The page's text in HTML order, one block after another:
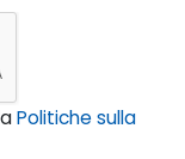
Politiche sulla